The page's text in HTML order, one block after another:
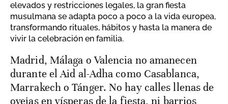
elevados y restricciones legales, la gran fiesta
musulmana se adapta poco a poco a la vida europea,
transformando rituales, hábitos y hasta la manera de
vivir la celebración en familia.
Madrid, Málaga o Valencia no amanecen
durante el Aid al-Adha como Casablanca,
Marrakech o Tánger. No hay calles llenas de
ovejas en vísperas de la fiesta, ni barrios